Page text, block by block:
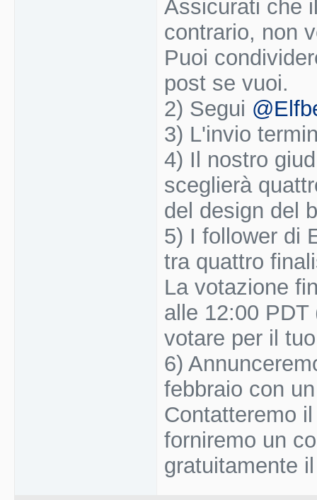
Assicurati che
contrario, non
Puoi
post se vuoi.
2) Segui
3) L'invio
4) Il nostro
sceglierà
del design del
5) I follower di
tra quattro
La votazione
alle 12:00
votare per il
6)
febbraio con
Contatteremo
forniremo un
gratuitamente